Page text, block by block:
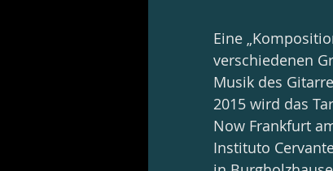
Eine
verschiedenen
Musik des
2015 wird das
Now Frankfurt
Instituto